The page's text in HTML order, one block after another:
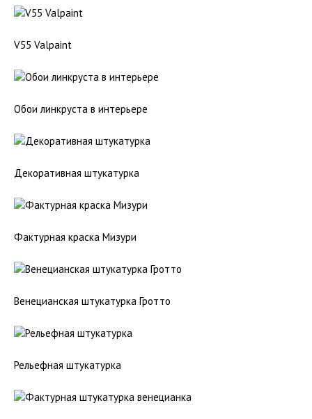
V55 Valpaint
Обои линкруста в интерьере
Декоративная штукатурка
Фактурная краска Мизури
Венецианская штукатурка Гротто
Рельефная штукатурка